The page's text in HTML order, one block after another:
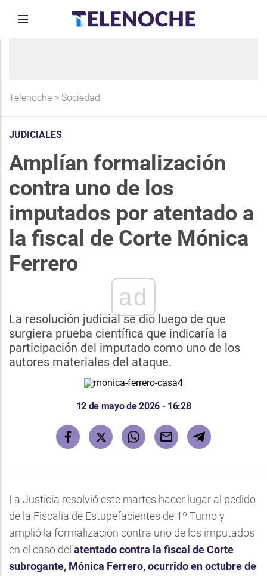
Telenoche > Sociedad
JUDICIALES
Amplían formalización
contra uno de los
imputados por atentado a
la fiscal de Corte Mónica
Ferrero
ad
La resolución judicial se dio luego de que
surgiera prueba científica que indicaría la
participación del imputado como uno de los
autores materiales del ataque.
12 de mayo de 2026 - 16:28
La Justicia resolvió este martes hacer lugar al pedido
de la Fiscalía de Estupefacientes de 1º Turno y
amplió la formalización contra uno de los imputados
en el caso del atentado contra la fiscal de Corte
subrogante, Mónica Ferrero, ocurrido en octubre de